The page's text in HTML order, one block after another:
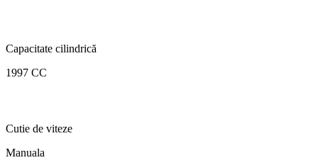
Capacitate cilindrică
1997 CC
Cutie de viteze
Manuala